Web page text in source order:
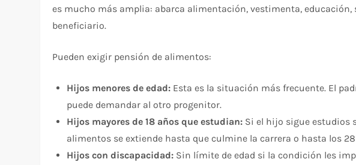
es mucho más amplia: abarca alimentación, vestimenta, educación,
beneficiario.
Pueden exigir pensión de alimentos:
Hijos menores de edad: Esta es la situación más frecuente. El
puede demandar al otro progenitor.
Hijos mayores de 18 años que estudian: Si el hijo sigue estudios
alimentos se extiende hasta que culmine la carrera o hasta los
Hijos con discapacidad: Sin límite de edad si la condición les